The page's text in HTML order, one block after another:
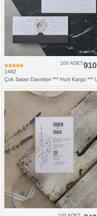
1442
910
100 ADET